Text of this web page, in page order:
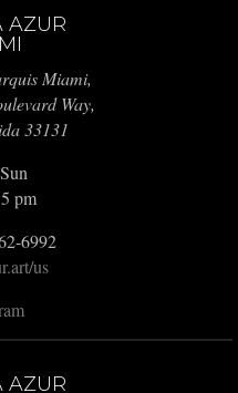
AZUR
Miami,
Way,
33131
pm
6992
us
AZUR